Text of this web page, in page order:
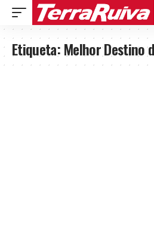
Etiqueta:Melhor Destino